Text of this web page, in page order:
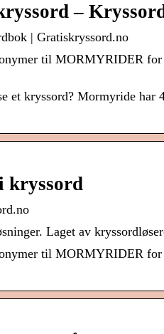
–
| Gratiskryssord.no
til MORMYRIDER
kryssord? Mormyride har
kryssord
Laget av
til MORMYRIDER